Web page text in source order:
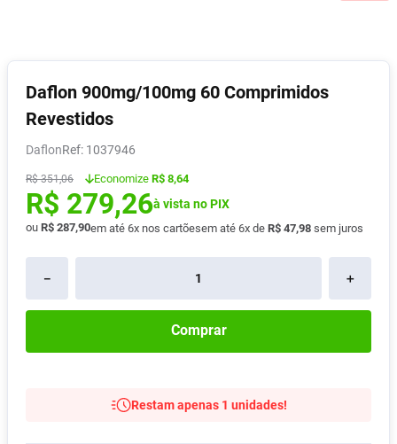
Daflon 900mg/100mg 60 Comprimidos
Revestidos
Daflon : 1037946
R$ 351,06 Economize R$ 8,64
R$ 279,26à vista no PIX
ou R$ 287,90em até 6x nos cartõesem até 6x de R$ 47,98 sem juros
＋
－
Comprar
Restam apenas 1 unidades!
5º Fralda G
6 º Desodorante
7º Shampoo
º Absorvente
Pampers Confort Sec
10 º Lavitan